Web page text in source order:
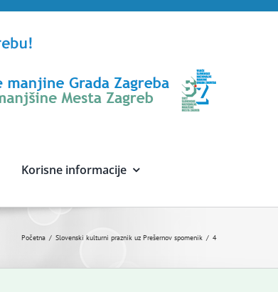
Korisne informacije
Početna Slovenski kulturni praznik uz Prešernov spomenik 4